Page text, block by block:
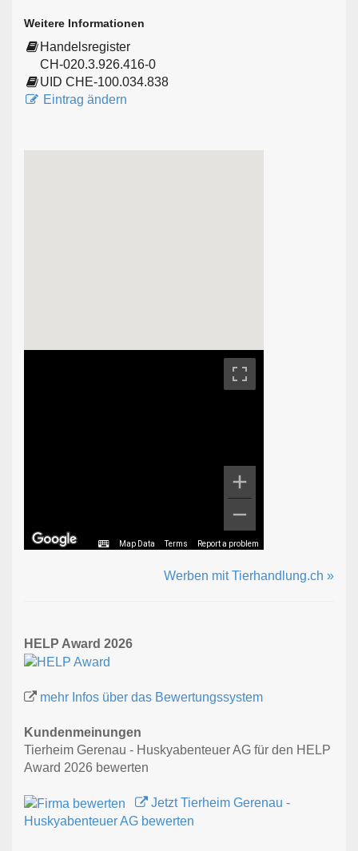
Weitere Informationen
Handelsregister
CH-020.3.926.416-0
UID CHE-100.034.838
Eintrag ändern
Map Data Terms Report a problem
Werben mit Tierhandlung.ch »
HELP Award 2026
mehr Infos über das Bewertungssystem
Kundenmeinungen
Tierheim Gerenau - Huskyabenteuer AG für den HELP
Award 2026 bewerten
Jetzt Tierheim Gerenau -
Huskyabenteuer AG bewerten